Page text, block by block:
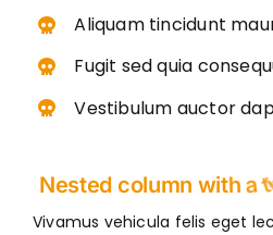
Aliquam tincidunt
Fugit sed quia
Vestibulum auctor
Vivamus vehicula felis eget